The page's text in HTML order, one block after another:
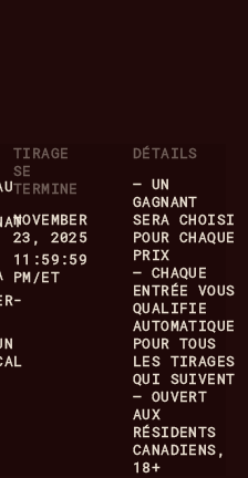
TIRAGE
SE
TERMINE
NOVEMBER
23, 2025
11:59:59
PM/ET
DÉTAILS
– UN
GAGNANT
SERA CHOISI
POUR CHAQUE
PRIX
– CHAQUE
ENTRÉE VOUS
QUALIFIE
AUTOMATIQUE
POUR TOUS
LES TIRAGES
QUI SUIVENT
– OUVERT
AUX
RÉSIDENTS
CANADIENS,
18+